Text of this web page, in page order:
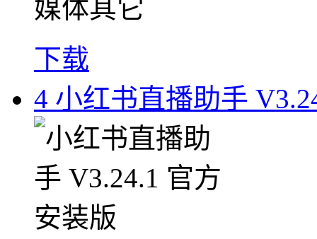
媒体其它
下载
4 小红书直播助手